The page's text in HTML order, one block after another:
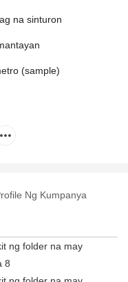
na sinturon
(sample)
Ng Kumpanya